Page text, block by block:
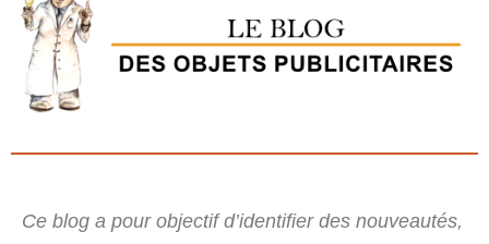
Ce blog a pour objectif d’identifier des nouveautés,